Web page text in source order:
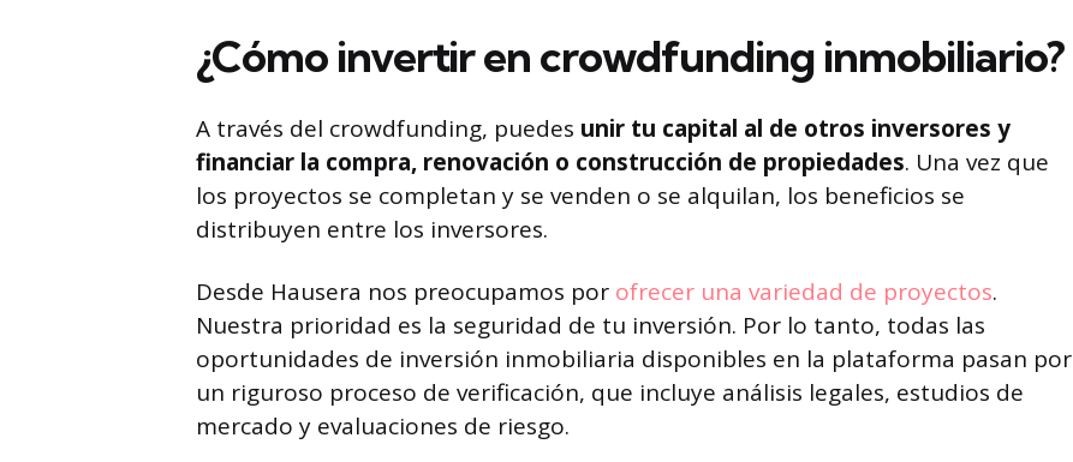
¿Cómo invertir en crowdfunding inmobiliario?
A través del crowdfunding, puedes unir tu capital al de otros inversores y
financiar la compra, renovación o construcción de propiedades. Una vez que
los proyectos se completan y se venden o se alquilan, los beneficios se
distribuyen entre los inversores.
Desde Hausera nos preocupamos por ofrecer una variedad de proyectos.
Nuestra prioridad es la seguridad de tu inversión. Por lo tanto, todas las
oportunidades de inversión inmobiliaria disponibles en la plataforma pasan por
un riguroso proceso de verificación, que incluye análisis legales, estudios de
mercado y evaluaciones de riesgo.